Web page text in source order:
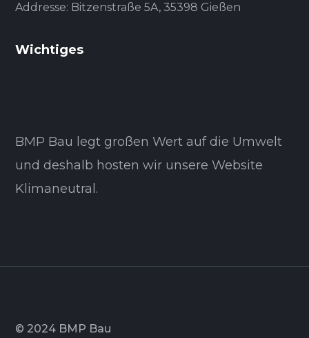
Addresse: Bitzenstraße 5A, 35398 Gießen
Wichtiges
BMP Bau legt großen Wert auf die Umwelt
und deshalb hosten wir unsere Website
Klimaneutral.
© 2024 BMP Bau